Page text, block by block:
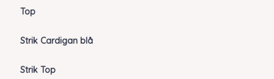
Top
Strik Cardigan blå
Strik Top